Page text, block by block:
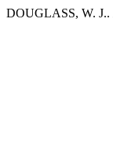
DOUGLASS, W. J..